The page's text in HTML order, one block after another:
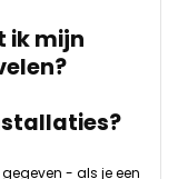
ik mijn
- als je een